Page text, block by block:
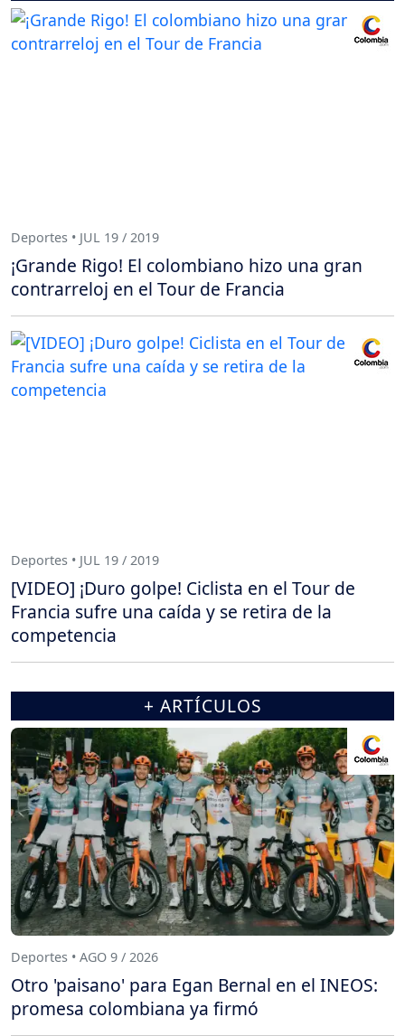
Deportes • JUL 19 / 2019
¡Grande Rigo! El colombiano hizo una gran
contrarreloj en el Tour de Francia
Deportes • JUL 19 / 2019
[VIDEO] ¡Duro golpe! Ciclista en el Tour de
Francia sufre una caída y se retira de la
competencia
+ ARTÍCULOS
Deportes • AGO 9 / 2026
Otro 'paisano' para Egan Bernal en el INEOS:
promesa colombiana ya firmó